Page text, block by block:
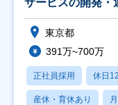
サービスの開発・
進支援
東京都
391万~700万
正社員採用 休日
産休・育休あり